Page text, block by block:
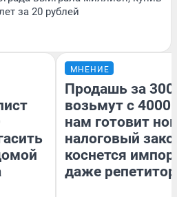
за 20 рублей
МНЕНИЕ
Продашь за
возьмут с
нам готовит
налоговый
коснется
даже